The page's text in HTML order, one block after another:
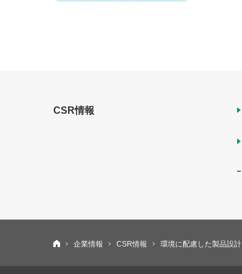
CSR情報
ニデックインスツルメンツ株式会社
企業情報 CSR情報 環境に配慮した製品設計